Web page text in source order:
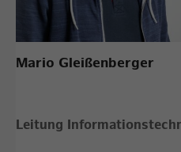
Mario Gleißenberger
Leitung